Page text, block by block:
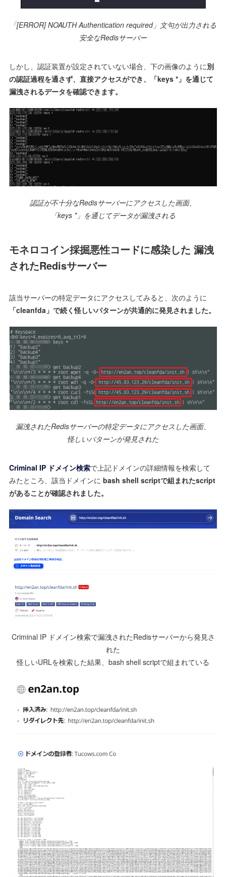
「[ERROR] NOAUTH Authentication required」文句が出力される
安全なRedisサーバー
しかし、認証装置が設定されていない場合、下の画像のように別
の認証過程を通さず、直接アクセスができ、「keys *」を通じて
漏洩されるデータを確認できます。
認証が不十分なRedisサーバーにアクセスした画面、
「keys *」を通じてデータが漏洩される
モネロコイン採掘悪性コードに感染した 漏洩
されたRedisサーバー
該当サーバーの特定データにアクセスしてみると、次のように
「cleanfda」で続く怪しいパターンが共通的に発見されました。
漏洩されたRedisサーバーの特定データにアクセスした画面、
怪しいパターンが発見された
Criminal IP ドメイン検索で上記ドメインの詳細情報を検索して
みたところ、該当ドメインにbash shell scriptで組まれたscript
があることが確認されました。
Criminal IP ドメイン検索で漏洩されたRedisサーバーから発見さ
れた
怪しいURLを検索した結果、bash shell scriptで組まれている